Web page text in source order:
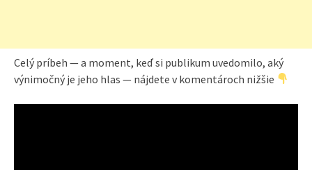
Celý príbeh — a moment, keď si publikum uvedomilo, aký
výnimočný je jeho hlas — nájdete v komentároch nižšie